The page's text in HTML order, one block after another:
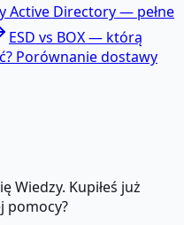
Active Directory — pełne
ESD vs BOX — którą
Porównanie dostawy
Wiedzy. Kupiłeś już
pomocy?